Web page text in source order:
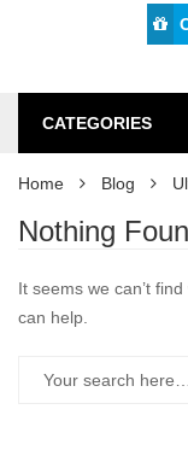
CATEGORIES
Home Blog
Nothing
It seems we can’t
can help.